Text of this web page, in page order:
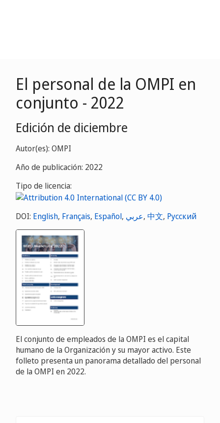
El personal de la OMPI en
conjunto - 2022
Edición de diciembre
Autor(es): OMPI
Año de publicación: 2022
Tipo de licencia:
DOI: English, Français, Español, عربي, 中文, Русский
El conjunto de empleados de la OMPI es el capital
humano de la Organización y su mayor activo. Este
folleto presenta un panorama detallado del personal
de la OMPI en 2022.